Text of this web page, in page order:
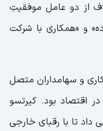
از دو عامل موفقیتِ
و «همکاری با شرکت
و سهامداران متصل
اقتصاد بود. کیرتسو
داد تا با رقبای خارجی